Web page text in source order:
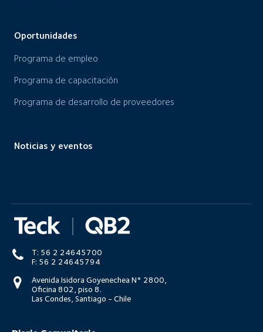
Oportunidades
Programa de empleo
Programa de capacitación
Programa de desarrollo de proveedores
Noticias y eventos
T: 56 2 24645700
F: 56 2 24645794
Avenida Isidora Goyenechea N° 2800,
Oficina 802, piso 8.
Las Condes, Santiago - Chile